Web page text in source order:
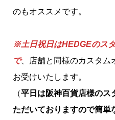
のもオススメです。
※土日祝日はHEDGEのス
で、店舗と同様のカスタム
お受けいたします。
（平日は阪神百貨店様のス
ただいておりますので簡単